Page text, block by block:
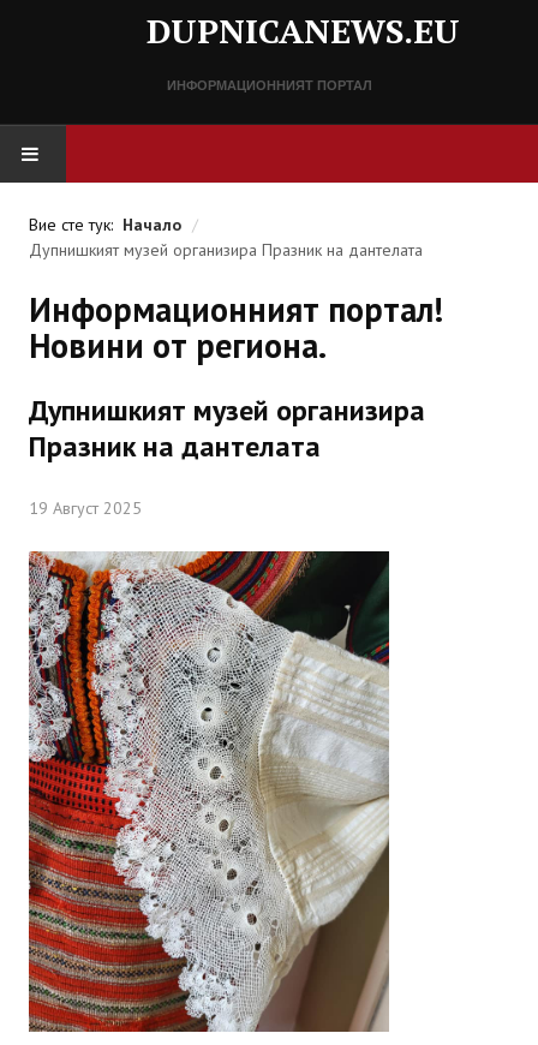
DUPNICANEWS.EU
ИНФОРМАЦИОННИЯТ ПОРТАЛ
СПРАВОЧНИК
Важни телефонни номера
ИНТЕРВЮ
ЗА РЕГИОНА
Бележити дупничани
История
Населени места
ЗАБРАВЕНАТА ДУПНИЦА
СВОБОДНИ РАБОТНИ МЕСТА
Вие сте тук: Начало /
Дупнишкият музей организира Празник на дантелата
Информационният портал!
Новини от региона.
Дупнишкият музей организира
Празник на дантелата
19 Август 2025